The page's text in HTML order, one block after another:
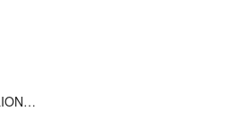
Máy hủy tài liệu BALION NH-8400C